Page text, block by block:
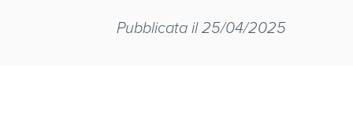
Pubblicata il 25/04/2025